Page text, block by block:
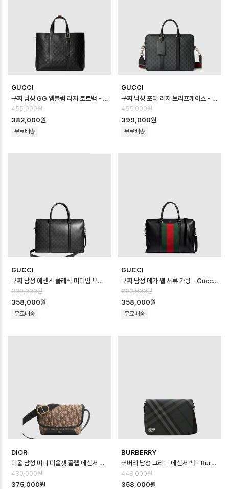
GUCCI
구찌 남성 GG 엠블럼 라지 토트백 - Gucci Mens GG Emblem Large T…
455,000원
382,000원
무료배송
GUCCI
구찌 남성 포터 라지 브리프케이스 - Gucci Mens Porter Large Brief…
455,000원
399,000원
무료배송
GUCCI
구찌 남성 에센스 클래식 미디엄 브리프케이스 - Gucci Mens Essence Clas…
399,000원
358,000원
무료배송
GUCCI
구찌 남성 메가 웹 서류 가방 - Gucci Mens Mega Web Briefcase -…
399,000원
358,000원
무료배송
DIOR
디올 남성 미니 디올젯 플랩 메신저 백 - Dior Mens Mini Dior Jett F…
480,000원
375,000원
BURBERRY
버버리 남성 그리드 메신저 백 - Burberry Mens Grid Messenger Ba…
448,000원
358,000원